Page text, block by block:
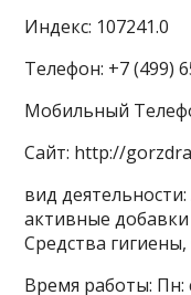
Индекс: 107241.0
Телефон: +7 (499)
Мобильный
Сайт: http://
вид
активные
Средства
Время работы: Пн: